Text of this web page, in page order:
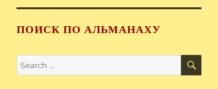
ПОИСК ПО АЛЬМАНАХУ
Search
for: